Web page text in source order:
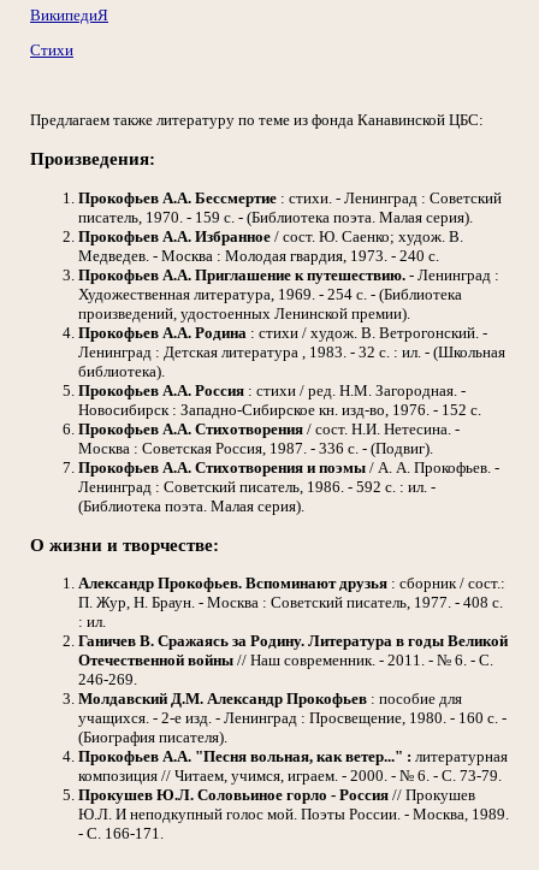
ВикипедиЯ
Стихи
Предлагаем также литературу по теме из фонда Канавинской ЦБС:
Произведения:
Прокофьев А.А. Бессмертие : стихи. - Ленинград : Советский
писатель, 1970. - 159 с. - (Библиотека поэта. Малая серия).
Прокофьев А.А. Избранное / сост. Ю. Саенко; худож. В.
Медведев. - Москва : Молодая гвардия, 1973. - 240 с.
Прокофьев А.А. Приглашение к путешествию. - Ленинград :
Художественная литература, 1969. - 254 с. - (Библиотека
произведений, удостоенных Ленинской премии).
Прокофьев А.А. Родина : стихи / худож. В. Ветрогонский. -
Ленинград : Детская литература , 1983. - 32 с. : ил. - (Школьная
библиотека).
Прокофьев А.А. Россия : стихи / ред. Н.М. Загородная. -
Новосибирск : Западно-Сибирское кн. изд-во, 1976. - 152 с.
Прокофьев А.А. Стихотворения / сост. Н.И. Нетесина. -
Москва : Советская Россия, 1987. - 336 с. - (Подвиг).
Прокофьев А.А. Стихотворения и поэмы / А. А. Прокофьев. -
Ленинград : Советский писатель, 1986. - 592 с. : ил. -
(Библиотека поэта. Малая серия).
О жизни и творчестве:
Александр Прокофьев. Вспоминают друзья : сборник / сост.:
П. Жур, Н. Браун. - Москва : Советский писатель, 1977. - 408 с.
: ил.
Ганичев В. Сражаясь за Родину. Литература в годы Великой
Отечественной войны // Наш современник. - 2011. - № 6. - С.
246-269.
Молдавский Д.М. Александр Прокофьев : пособие для
учащихся. - 2-е изд. - Ленинград : Просвещение, 1980. - 160 с. -
(Биография писателя).
Прокофьев А.А. "Песня вольная, как ветер..." : литературная
композиция // Читаем, учимся, играем. - 2000. - № 6. - С. 73-79.
Прокушев Ю.Л. Соловьиное горло - Россия // Прокушев
Ю.Л. И неподкупный голос мой. Поэты России. - Москва, 1989.
- С. 166-171.